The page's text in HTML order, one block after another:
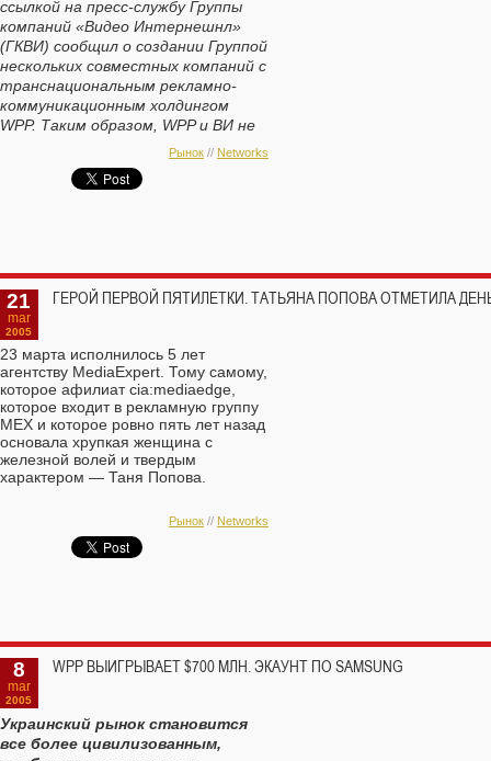
ссылкой на пресс-службу Группы
компаний «Видео Интернешнл»
(ГКВИ) сообщил о создании Группой
нескольких совместных компаний с
транснациональным рекламно-
коммуникационным холдингом
WPP. Таким образом, WPP и ВИ не
стали создавать одну общую
компанию WPP Russia, как
планировалось ранее, а ограни?
в Украине).
Сотрудни?ество коснется отдельных
направлений бизнеса «Видео
Интернешнл» и WPP. При этом в
каждом из проектов доли рекламных
групп будут равными. По словам
президента "Видео Интернешнл?
Юрия Заполя, принадлежащее ВИ и
его менеджерам агентство полного
цикла "РАВИ? превратится в
50%-ная доля в нем будет
принадлежать WPP. До этого на
территории России и Украины сеть
Рынок // Networks
21
mar
2005
ГЕРОЙ ПЕРВОЙ ПЯТИЛЕТКИ. ТАТЬЯНА ПОПОВА ОТМЕТИЛА ДЕНЬ
23 марта исполнилось 5 лет
агентству MediaExpert. Тому самому,
которое афилиат cia:mediaedge,
которое входит в рекламную группу
МЕХ и которое ровно пять лет назад
основала хрупкая женщина с
железной волей и твердым
характером — Таня Попова.
Рынок // Networks
8
mar
2005
WPP ВЫИГРЫВАЕТ $700 МЛН. ЭКАУНТ ПО SAMSUNG
Украинский рынок становится
все более цивилизованным,